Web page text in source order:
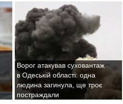
Ворог атакував суховантаж
в Одеській області: одна
людина загинула, ще троє
постраждали